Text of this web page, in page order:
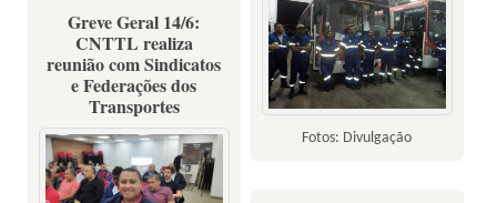
Fotos: Divulgação
Greve Geral 14/6:
CNTTL realiza
reunião com Sindicatos
e Federações dos
Transportes